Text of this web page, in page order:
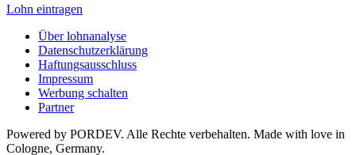
Lohn eintragen
Über lohnanalyse
Datenschutzerklärung
Haftungsausschluss
Impressum
Werbung schalten
Partner
Powered by PORDEV. Alle Rechte verbehalten. Made with love in
Cologne, Germany.